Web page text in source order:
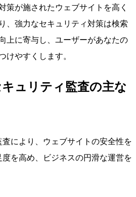
策が施されたウェブサイトを高く
、強力なセキュリティ対策は検索
上に寄与し、ユーザーがあなたの
けやすくします。
ュリティ監査の主な
により、ウェブサイトの安全性を
を高め、ビジネスの円滑な運営を